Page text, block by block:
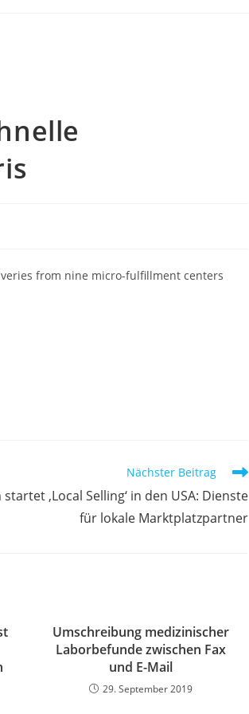
from nine micro-fulfillment centers
Nächster Beitrag
‚Local Selling‘ in den USA: Dienste
für lokale Marktplatzpartner
Umschreibung medizinischer
Laborbefunde zwischen Fax
und E-Mail
29. September 2019